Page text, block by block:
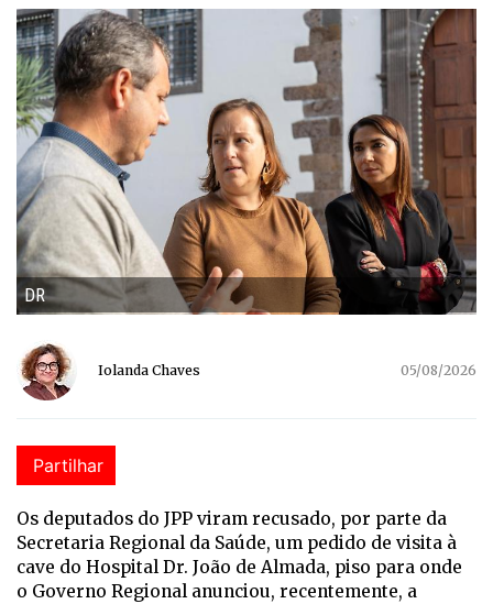
DR
Iolanda Chaves 05/08/2026
Partilhar
Os deputados do JPP viram recusado, por parte da
Secretaria Regional da Saúde, um pedido de visita à
cave do Hospital Dr. João de Almada, piso para onde
o Governo Regional anunciou, recentemente, a